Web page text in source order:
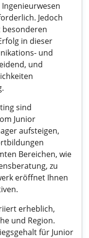
Jedoch
in dieser
und
und
sind
Junior
aufsteigen,
Bereichen, wie
zu
eröffnet Ihnen
erheblich,
und Region.
für Junior